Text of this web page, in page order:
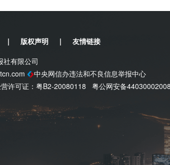
| 版权声明 |
友情链接
社有限公司
中央网信办违法和不良信息举报中心
许可证：粤B2-20080118 粤公网安备